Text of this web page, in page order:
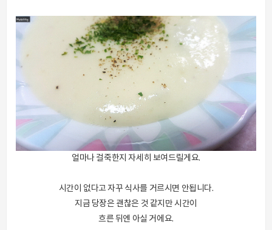
얼마나 걸죽한지 자세히 보여드릴게요.
시간이 없다고 자꾸 식사를 거르시면 안됩니다.
지금 당장은 괜찮은 것 같지만 시간이
흐른 뒤엔 아실 거에요.